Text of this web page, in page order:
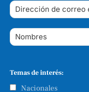
Temas de interés:
Nacionales